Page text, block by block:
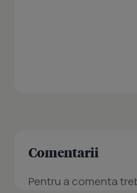
Comentarii
Pentru a comenta